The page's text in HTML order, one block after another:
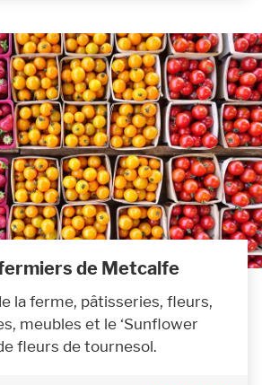
de Metcalfe
la ferme, pâtisseries, fleurs,
meubles et le ‘Sunflower
fleurs de tournesol.